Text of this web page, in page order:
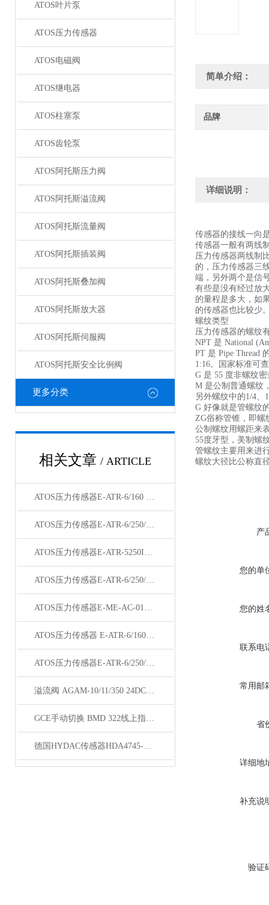
ATOS叶片泵
ATOS压力传感器
ATOS电磁阀
ATOS继电器
ATOS柱塞泵
ATOS齿轮泵
ATOS阿托斯压力阀
ATOS阿托斯溢流阀
ATOS阿托斯流量阀
ATOS阿托斯插装阀
ATOS阿托斯叠加阀
ATOS阿托斯放大器
ATOS阿托斯伺服阀
ATOS阿托斯安全比例阀
更多分类
相关文章 / ARTICLE
ATOS压力传感器E-ATR-6/160 10 现货
ATOS压力传感器E-ATR-6/250/I天津供应
ATOS压力传感器E-ATR-5250I参数
ATOS压力传感器E-ATR-6/250/I天津有货
ATOS压力传感器E-ME-AC-01F/I 20参数含义
ATOS压力传感器 E-ATR-6/160 10参数
ATOS压力传感器E-ATR-6/250/I 10原理
溢流阀 AGAM-10/11/350 24DC技术特点
GCE手动切换 BMD 322线上指导安装
德国HYDAC传感器HDA4745-A-040-000特惠销售
简单介绍：
品牌
详细说明：
传感器的接线一向
传感器一般有两线
压力传感器两线制
的，压力传感器三
端，另外两个是信
有些是没有经过放
的量程是多大，如
的传感器也比较少
螺纹类型
压力传感器的螺纹
NPT 是 National
PT 是 Pipe Thread
1:16。国家标准可
G 是 55 度非螺纹
M 是公制普通螺纹
另外螺纹中的1/4
G 好像就是管螺纹
ZG俗称管锥，即螺
公制螺纹用螺距来
55度牙型，美制螺
管螺纹主要用来进
螺纹大径比公称直
产
您的单
您的姓
联系电
常用邮
省
详细地
补充说
验证